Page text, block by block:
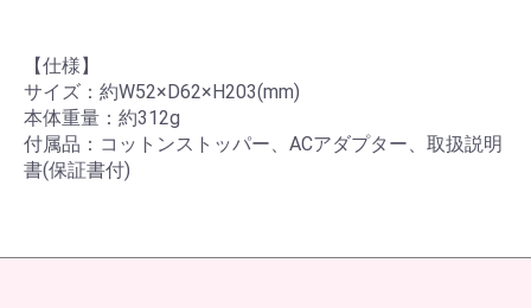
【仕様】
サイズ：約W52×D62×H203(mm)
本体重量：約312g
付属品：コットンストッパー、ACアダプター、取扱説明
書(保証書付)